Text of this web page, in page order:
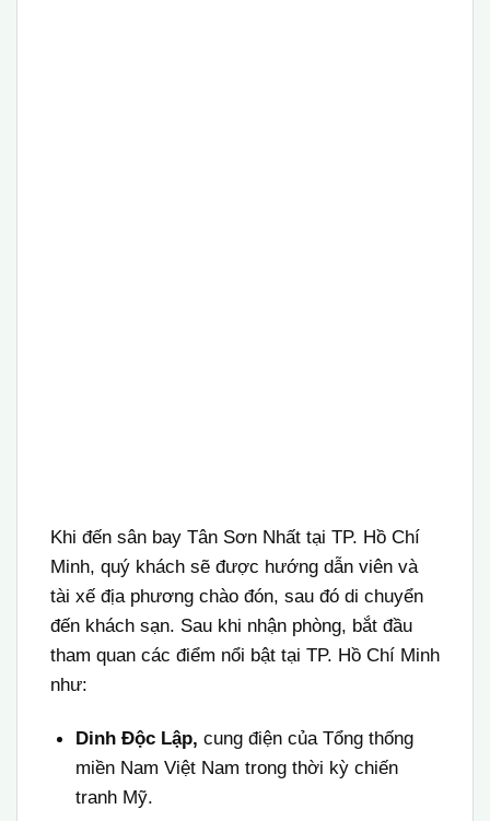
Khi đến sân bay Tân Sơn Nhất tại TP. Hồ Chí
Minh, quý khách sẽ được hướng dẫn viên và
tài xế địa phương chào đón, sau đó di chuyển
đến khách sạn. Sau khi nhận phòng, bắt đầu
tham quan các điểm nổi bật tại TP. Hồ Chí Minh
như:
Dinh Độc Lập, cung điện của Tổng thống
miền Nam Việt Nam trong thời kỳ chiến
tranh Mỹ.